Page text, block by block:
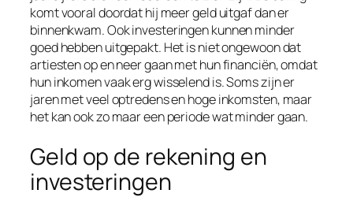
komt vooral doordat hij meer geld uitgaf dan er
binnenkwam. Ook investeringen kunnen minder
goed hebben uitgepakt. Het is niet ongewoon dat
artiesten op en neer gaan met hun financiën, omdat
hun inkomen vaak erg wisselend is. Soms zijn er
jaren met veel optredens en hoge inkomsten, maar
het kan ook zo maar een periode wat minder gaan.
Geld op de rekening en
investeringen